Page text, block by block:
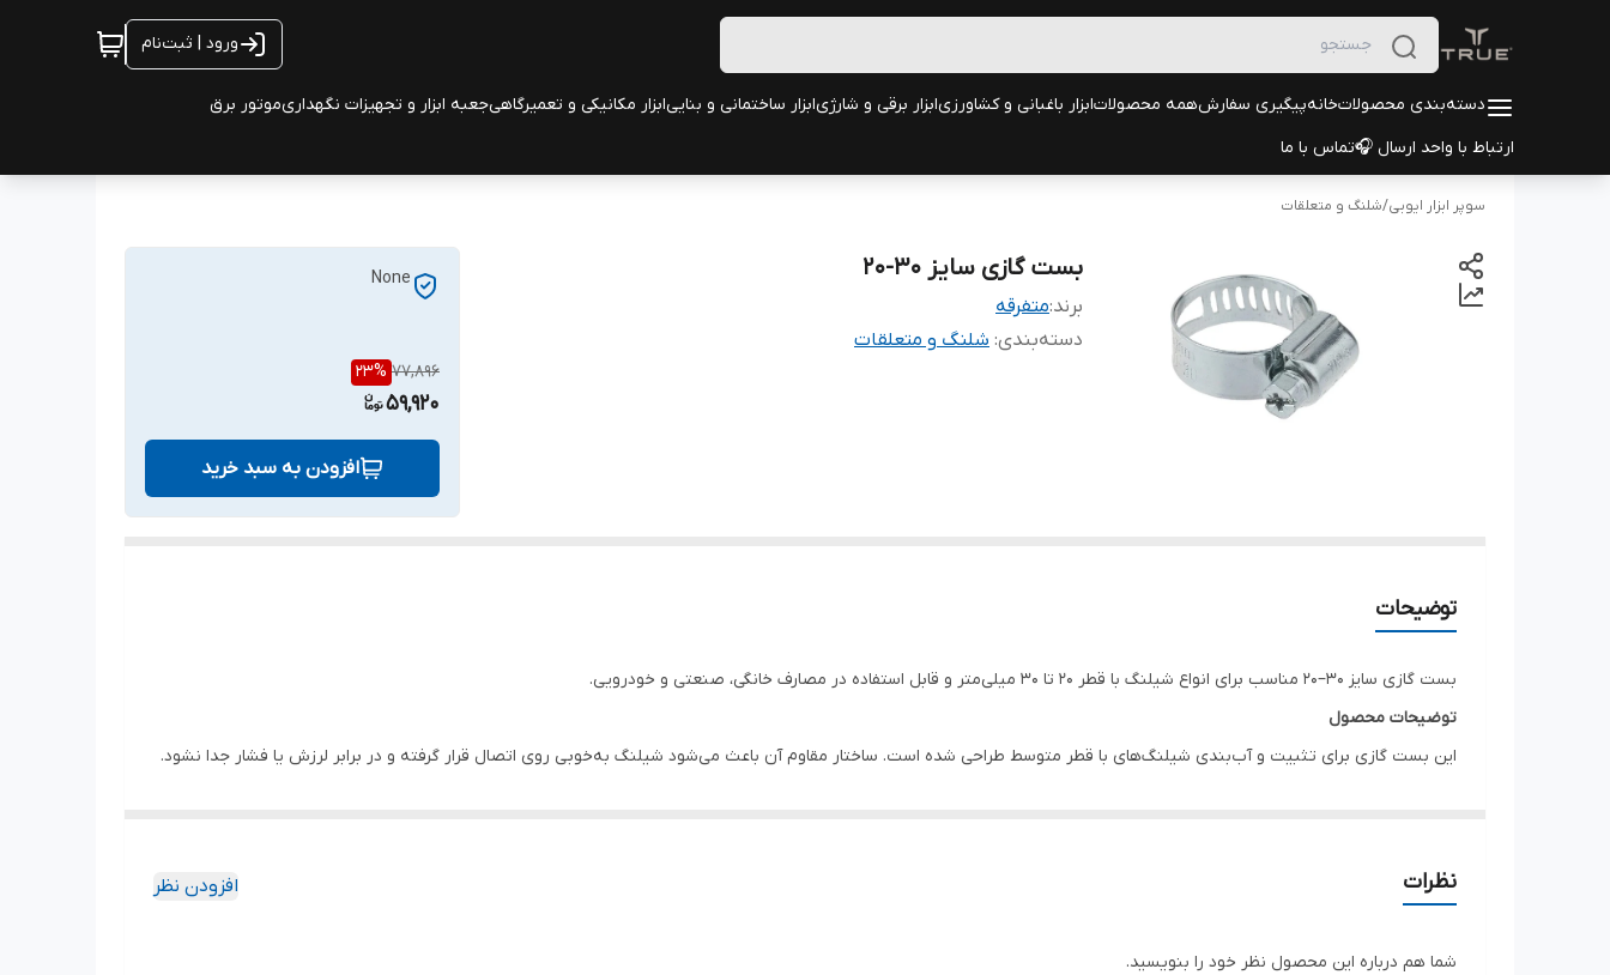
ورود | ثبت‌نام
دسته‌بندی محصولاتخانهپیگیری سفارشهمه محصولاتابزار باغبانی و کشاورزیابزار برقی و شارژیابزار ساختمانی و بناییابزار مکانیکی و تعمیرگاهیجعبه ابزار و تجهیزات نگهداریموتور برق
ارتباط با واحد ارسال 🎧تماس با ما
سوپر ابزار ایوبی/شلنگ و متعلقات
بست گازی سایز 30-20
برند:متفرقه
دسته‌بندی: شلنگ و متعلقات
None
77,896
23%
59,920
افزودن به سبد خرید
توضیحات
بست گازی سایز ۳۰–۲۰ مناسب برای انواع شیلنگ با قطر ۲۰ تا ۳۰ میلی‌متر و قابل استفاده در مصارف خانگی، صنعتی و خودرویی.
توضیحات محصول
این بست گازی برای تثبیت و آب‌بندی شیلنگ‌های با قطر متوسط طراحی شده است. ساختار مقاوم آن باعث می‌شود شیلنگ به‌خوبی روی اتصال قرار گرفته و در برابر لرزش یا فشار جدا نشود.
نصب سریع و آسان
مناسب برای شیلنگ آب، هوا و سوخت
نظرات افزودن نظر
شما هم درباره این محصول نظر خود را بنویسید.